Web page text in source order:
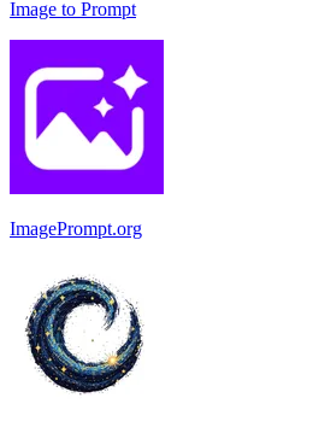
Image to Prompt
ImagePrompt.org